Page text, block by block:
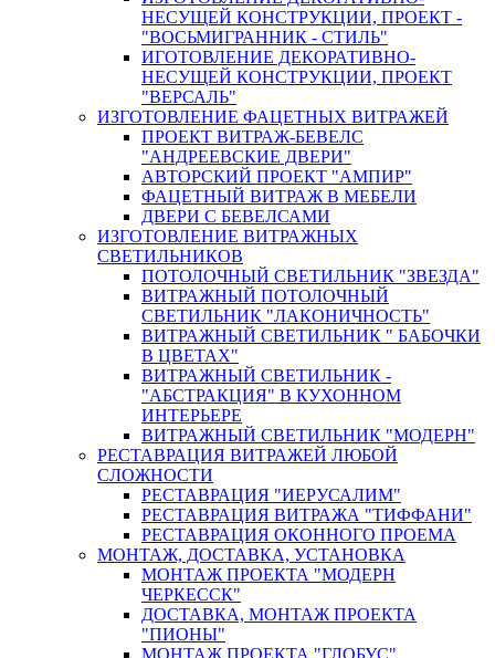
НЕСУЩЕЙ КОНСТРУКЦИИ, ПРОЕКТ -
"ВОСЬМИГРАННИК - СТИЛЬ"
ИГОТОВЛЕНИЕ ДЕКОРАТИВНО-
НЕСУЩЕЙ КОНСТРУКЦИИ, ПРОЕКТ
"ВЕРСАЛЬ"
ИЗГОТОВЛЕНИЕ ФАЦЕТНЫХ ВИТРАЖЕЙ
ПРОЕКТ ВИТРАЖ-БЕВЕЛС
"АНДРЕЕВСКИЕ ДВЕРИ"
АВТОРСКИЙ ПРОЕКТ "АМПИР"
ФАЦЕТНЫЙ ВИТРАЖ В МЕБЕЛИ
ДВЕРИ С БЕВЕЛСАМИ
ИЗГОТОВЛЕНИЕ ВИТРАЖНЫХ
СВЕТИЛЬНИКОВ
ПОТОЛОЧНЫЙ СВЕТИЛЬНИК "ЗВЕЗДА"
ВИТРАЖНЫЙ ПОТОЛОЧНЫЙ
СВЕТИЛЬНИК "ЛАКОНИЧНОСТЬ"
ВИТРАЖНЫЙ СВЕТИЛЬНИК " БАБОЧКИ
В ЦВЕТАХ"
ВИТРАЖНЫЙ СВЕТИЛЬНИК -
"АБСТРАКЦИЯ" В КУХОННОМ
ИНТЕРЬЕРЕ
ВИТРАЖНЫЙ СВЕТИЛЬНИК "МОДЕРН"
РЕСТАВРАЦИЯ ВИТРАЖЕЙ ЛЮБОЙ
СЛОЖНОСТИ
РЕСТАВРАЦИЯ "ИЕРУСАЛИМ"
РЕСТАВРАЦИЯ ВИТРАЖА "ТИФФАНИ"
РЕСТАВРАЦИЯ ОКОННОГО ПРОЕМА
МОНТАЖ, ДОСТАВКА, УСТАНОВКА
МОНТАЖ ПРОЕКТА "МОДЕРН
ЧЕРКЕССК"
ДОСТАВКА, МОНТАЖ ПРОЕКТА
"ПИОНЫ"
МОНТАЖ ПРОЕКТА "ГЛОБУС"